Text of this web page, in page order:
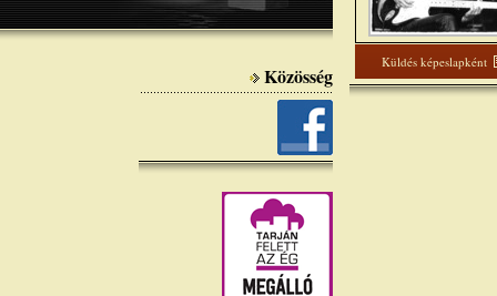
Közösség
Küldés képeslapként